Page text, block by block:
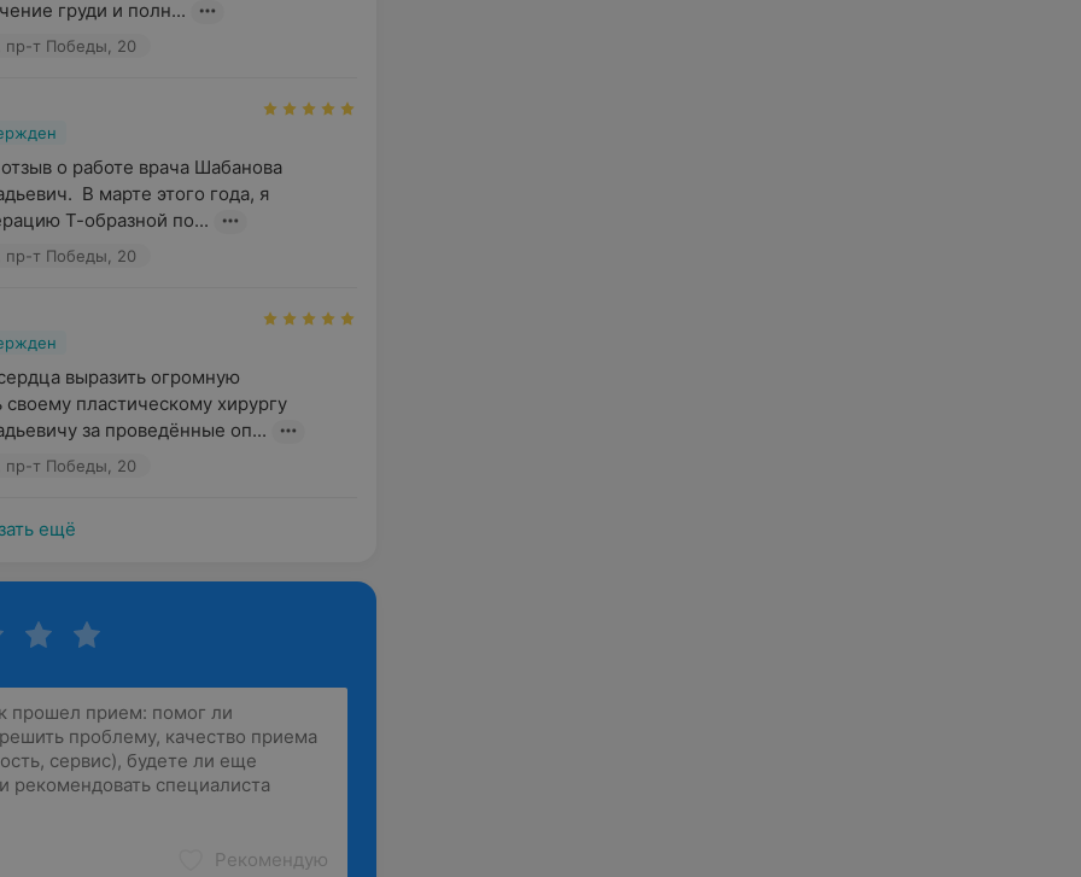
груди и полн...
пр-т Победы, 20
о работе врача Шабанова
В марте этого года, я
Т-образной по...
пр-т Победы, 20
выразить огромную
своему пластическому хирургу
за проведённые оп...
пр-т Победы, 20
ещё
Рекомендую